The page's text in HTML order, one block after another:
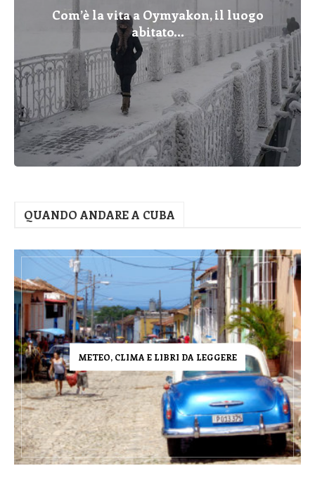
Com’è la vita a Oymyakon, il luogo
abitato...
QUANDO ANDARE A CUBA
METEO, CLIMA E LIBRI DA LEGGERE